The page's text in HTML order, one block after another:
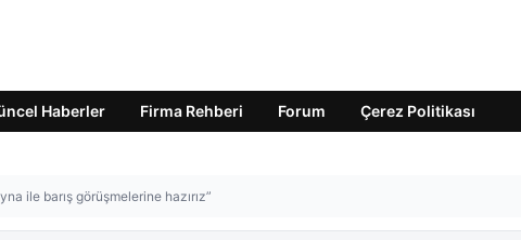
Haberler Firma Rehberi Forum Çerez Politikası
ile barış görüşmelerine hazırız”